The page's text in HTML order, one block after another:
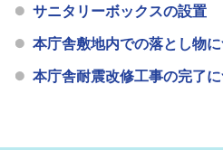
サニタリーボックスの設置
本庁舎敷地内での落とし物
本庁舎耐震改修工事の完了